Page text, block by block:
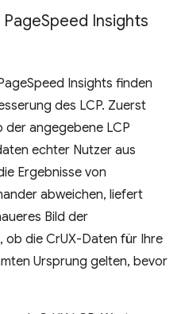
Speed Insights
Insights finden
des LCP. Zuerst
der angegebene LCP
echter Nutzer aus
Ergebnisse von
abweichen, liefert
Bild der
ob die CrUX-Daten für Ihre
Ursprung gelten, bevor